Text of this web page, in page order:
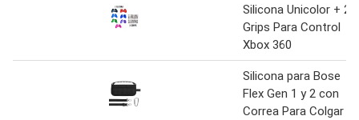
Silicona Unicolor + 2
Grips Para Control
Xbox 360
Silicona para Bose
Flex Gen 1 y 2 con
Correa Para Colgar